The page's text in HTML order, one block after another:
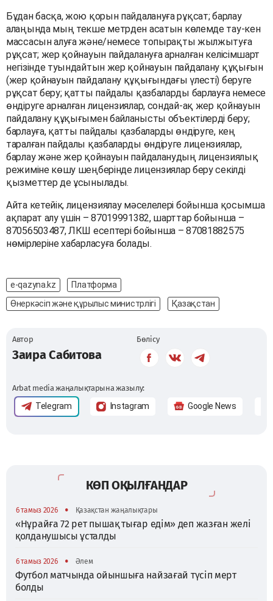
Бұдан басқа, жою қорын пайдалануға рұқсат; барлау
алаңында мың текше метрден асатын көлемде тау-кен
массасын алуға және/немесе топырақты жылжытуға
рұқсат; жер қойнауын пайдалануға арналған келісімшарт
негізінде туындайтын жер қойнауын пайдалану құқығын
(жер қойнауын пайдалану құқығындағы үлесті) беруге
рұқсат беру; қатты пайдалы қазбаларды барлауға немесе
өндіруге арналған лицензиялар, сондай-ақ жер қойнауын
пайдалану құқығымен байланысты объектілерді беру;
барлауға, қатты пайдалы қазбаларды өндіруге, кең
таралған пайдалы қазбаларды өндіруге лицензиялар,
барлау және жер қойнауын пайдаланудың лицензиялық
режиміне көшу шеңберінде лицензиялар беру секілді
қызметтер де ұсынылады.
Айта кетейік, лицензиялау мәселелері бойынша қосымша
ақпарат алу үшін – 87019991382, шарттар бойынша –
87056503487, ЛКШ есептері бойынша – 87081882575
нөмірлеріне хабарласуға болады.
e-qazyna.kz
Платформа
Өнеркәсіп және құрылыс министрлігі
Қазақстан
Автор
Заира Сабитова
Бөлісу
Arbat media жаңалықтарына жазылу:
Telegram Instagram Google News
КӨП ОҚЫЛҒАНДАР
6 тамыз 2026 • Қазақстан жаңалықтары
«Нұрайға 72 рет пышақ тығар едім» деп жазған желі
қолданушысы ұсталды
6 тамыз 2026 • Әлем
Футбол матчында ойыншыға найзағай түсіп мерт
болды